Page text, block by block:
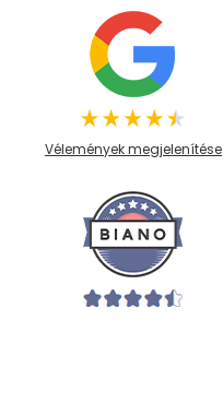
Vélemények megjelenítése